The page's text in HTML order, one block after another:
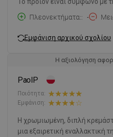
Πλεονεκτήματα:
-
Εμφάνιση αρχικού σχολίου
Η αξιολόγηση
PaolP
Ποιότητα:
Εμφάνιση:
Η χρωμιωμένη, διπλή
μια εξαιρετική εναλλακτική